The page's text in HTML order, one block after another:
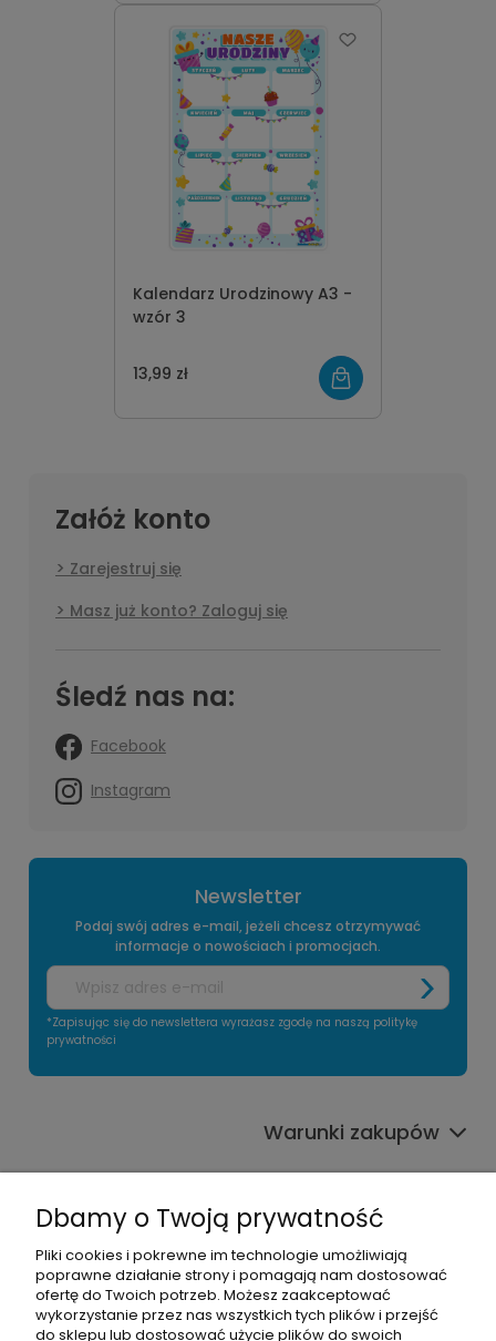
Kalendarz Urodzinowy A3 -
wzór 3
13,99 zł
Załóż konto
Zarejestruj się
Masz już konto? Zaloguj się
Śledź nas na:
Facebook
Instagram
Newsletter
Podaj swój adres e-mail, jeżeli chcesz otrzymywać
informacje o nowościach i promocjach.
*Zapisując się do newslettera wyrażasz zgodę na naszą politykę
prywatności
Warunki zakupów
Informacje o sklepie
Moje konto
Pomoc
Dbamy o Twoją prywatność
Pliki cookies i pokrewne im technologie umożliwiają
poprawne działanie strony i pomagają nam dostosować
ofertę do Twoich potrzeb. Możesz zaakceptować
wykorzystanie przez nas wszystkich tych plików i przejść
do sklepu lub dostosować użycie plików do swoich